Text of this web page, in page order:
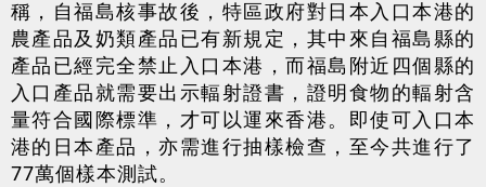
稱，自福島核事故後，特區政府對日本入口本港的
農產品及奶類產品已有新規定，其中來自福島縣的
產品已經完全禁止入口本港，而福島附近四個縣的
入口產品就需要出示輻射證書，證明食物的輻射含
量符合國際標準，才可以運來香港。即使可入口本
港的日本產品，亦需進行抽樣檢查，至今共進行了
77萬個樣本測試。